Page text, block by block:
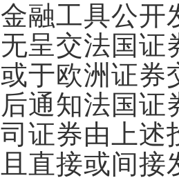
金融工具公开
无呈交法国证
或于欧洲证券
后通知法国证
司证券由上述
且直接或间